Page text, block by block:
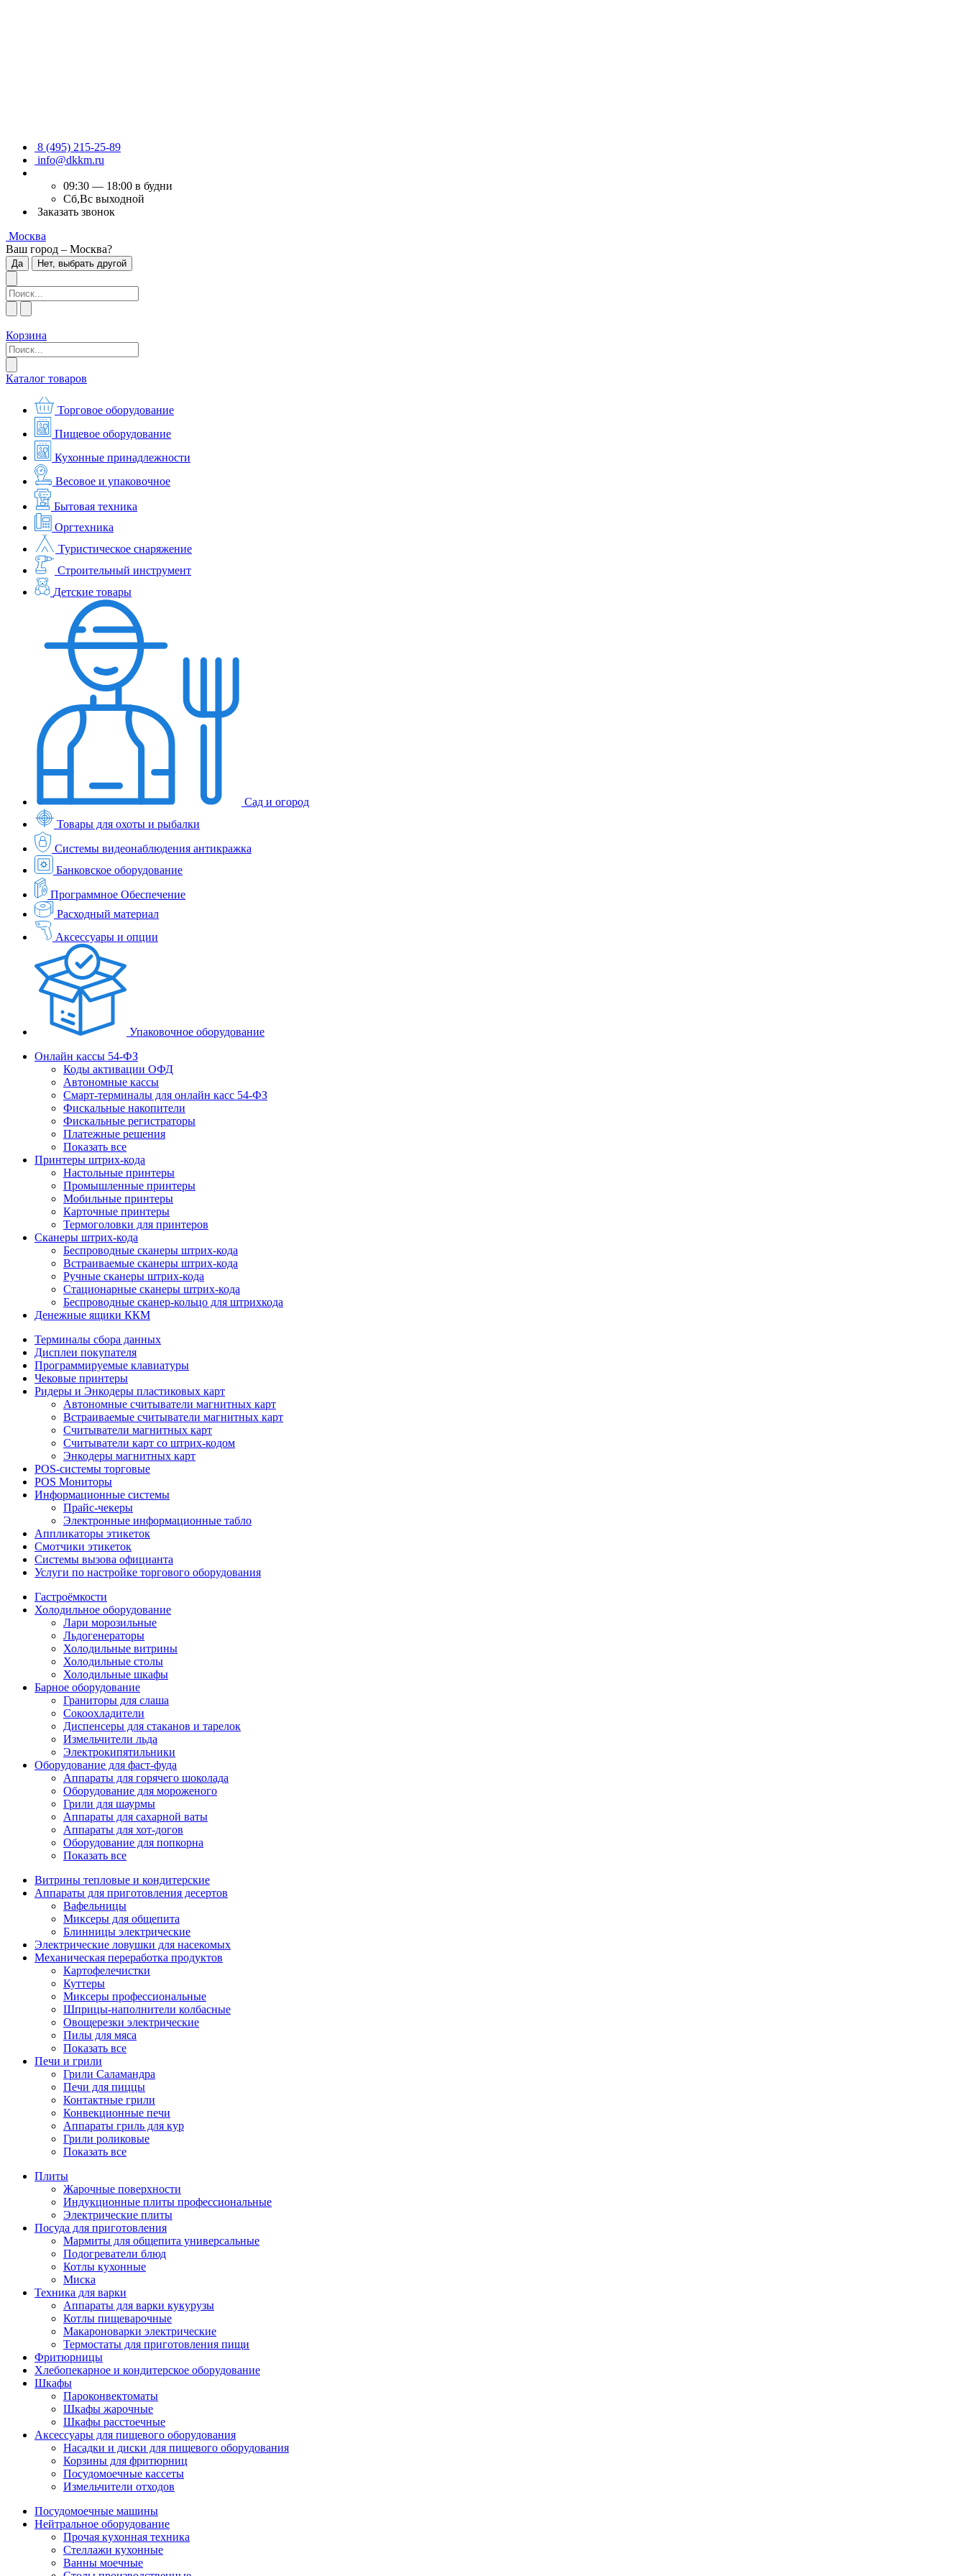
8 (495) 215-25-89
info@dkkm.ru
09:30 — 18:00 в будни
Сб,Вс выходной
Заказать звонок
Москва
Ваш город – Москва?
Да Нет, выбрать другой
Корзина
Каталог товаров
Торговое оборудование
Пищевое оборудование
Кухонные принадлежности
Весовое и упаковочное
Бытовая техника
Оргтехника
Туристическое снаряжение
Строительный инструмент
Детские товары
Сад и огород
Товары для охоты и рыбалки
Системы видеонаблюдения антикражка
Банковское оборудование
Программное Обеспечение
Расходный материал
Аксессуары и опции
Упаковочное оборудование
Онлайн кассы 54-ФЗ
Коды активации ОФД
Автономные кассы
Смарт-терминалы для онлайн касс 54-ФЗ
Фискальные накопители
Фискальные регистраторы
Платежные решения
Показать все
Принтеры штрих-кода
Настольные принтеры
Промышленные принтеры
Мобильные принтеры
Карточные принтеры
Термоголовки для принтеров
Сканеры штрих-кода
Беспроводные сканеры штрих-кода
Встраиваемые сканеры штрих-кода
Ручные сканеры штрих-кода
Стационарные сканеры штрих-кода
Беспроводные сканер-кольцо для штрихкода
Денежные ящики ККМ
Терминалы сбора данных
Дисплеи покупателя
Программируемые клавиатуры
Чековые принтеры
Ридеры и Энкодеры пластиковых карт
Автономные считыватели магнитных карт
Встраиваемые считыватели магнитных карт
Считыватели магнитных карт
Считыватели карт со штрих-кодом
Энкодеры магнитных карт
POS-системы торговые
POS Мониторы
Информационные системы
Прайс-чекеры
Электронные информационные табло
Аппликаторы этикеток
Смотчики этикеток
Системы вызова официанта
Услуги по настройке торгового оборудования
Гастроёмкости
Холодильное оборудование
Лари морозильные
Льдогенераторы
Холодильные витрины
Холодильные столы
Холодильные шкафы
Барное оборудование
Граниторы для слаша
Сокоохладители
Диспенсеры для стаканов и тарелок
Измельчители льда
Электрокипятильники
Оборудование для фаст-фуда
Аппараты для горячего шоколада
Оборудование для мороженого
Грили для шаурмы
Аппараты для сахарной ваты
Аппараты для хот-догов
Оборудование для попкорна
Показать все
Витрины тепловые и кондитерские
Аппараты для приготовления десертов
Вафельницы
Миксеры для общепита
Блинницы электрические
Электрические ловушки для насекомых
Механическая переработка продуктов
Картофелечистки
Куттеры
Миксеры профессиональные
Шприцы-наполнители колбасные
Овощерезки электрические
Пилы для мяса
Показать все
Печи и грили
Грили Саламандра
Печи для пиццы
Контактные грили
Конвекционные печи
Аппараты гриль для кур
Грили роликовые
Показать все
Плиты
Жарочные поверхности
Индукционные плиты профессиональные
Электрические плиты
Посуда для приготовления
Мармиты для общепита универсальные
Подогреватели блюд
Котлы кухонные
Миска
Техника для варки
Аппараты для варки кукурузы
Котлы пищеварочные
Макароноварки электрические
Термостаты для приготовления пищи
Фритюрницы
Хлебопекарное и кондитерское оборудование
Шкафы
Пароконвектоматы
Шкафы жарочные
Шкафы расстоечные
Аксессуары для пищевого оборудования
Насадки и диски для пищевого оборудования
Корзины для фритюрниц
Посудомоечные кассеты
Измельчители отходов
Посудомоечные машины
Нейтральное оборудование
Прочая кухонная техника
Стеллажи кухонные
Ванны моечные